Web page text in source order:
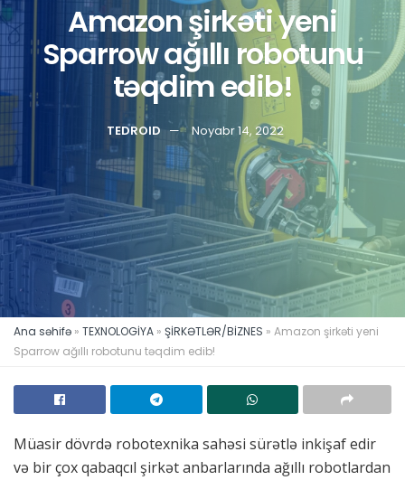
Amazon şirkəti yeni
Sparrow ağıllı robotunu
təqdim edib!
TEDROID Noyabr 14, 2022
Ana səhifə » TEXNOLOGİYA » ŞİRKƏTLƏR/BİZNES » Amazon şirkəti yeni
Sparrow ağıllı robotunu təqdim edib!
Müasir dövrdə robotexnika sahəsi sürətlə inkişaf edir
və bir çox qabaqcıl şirkət anbarlarında ağıllı robotlardan